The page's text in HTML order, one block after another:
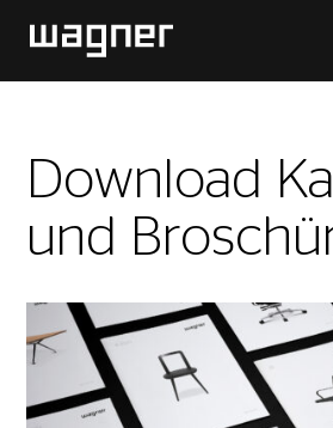
Download
und